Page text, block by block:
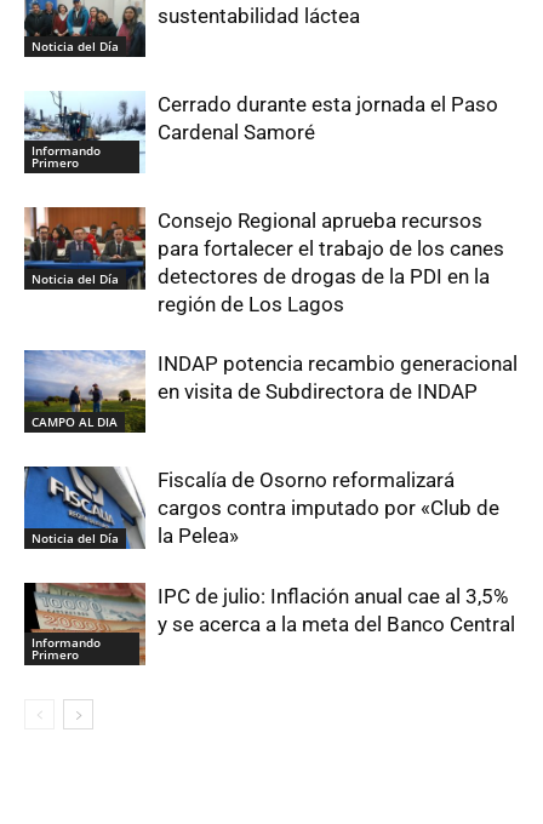
Noticia del Día
sustentabilidad láctea
Informando
Primero
Cerrado durante esta jornada el Paso
Cardenal Samoré
Noticia del Día
Consejo Regional aprueba recursos
para fortalecer el trabajo de los canes
detectores de drogas de la PDI en la
región de Los Lagos
CAMPO AL DIA
INDAP potencia recambio generacional
en visita de Subdirectora de INDAP
Noticia del Día
Fiscalía de Osorno reformalizará
cargos contra imputado por «Club de
la Pelea»
Informando
Primero
IPC de julio: Inflación anual cae al 3,5%
y se acerca a la meta del Banco Central